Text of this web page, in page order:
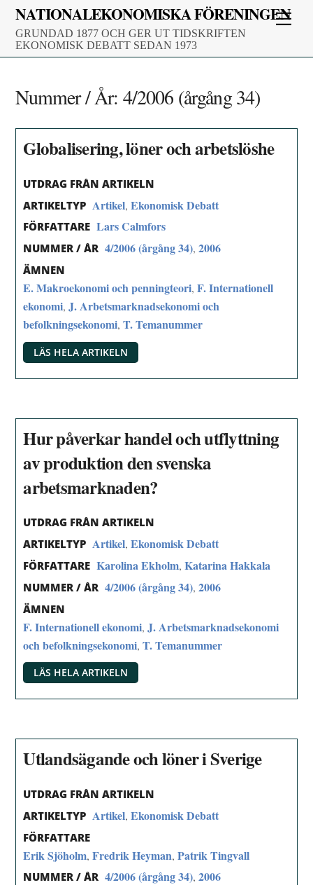
Skip
content
NATIONALEKONOMISKA FÖRENINGEN
GRUNDAD 1877 OCH GER UT TIDSKRIFTEN
EKONOMISK DEBATT SEDAN 1973
Nummer / År: 4/2006 (årgång 34)
Globalisering, löner och arbetslöshe
UTDRAG FRÅN ARTIKELN
ARTIKELTYP Artikel,Ekonomisk Debatt
FÖRFATTARE Lars Calmfors
NUMMER / ÅR 4/2006 (årgång 34),2006
ÄMNEN
E. Makroekonomi och penningteori,F. Internationell
ekonomi,J. Arbetsmarknadsekonomi och
befolkningsekonomi,T. Temanummer
LÄS HELA ARTIKELN
Hur påverkar handel och utflyttning
av produktion den svenska
arbetsmarknaden?
UTDRAG FRÅN ARTIKELN
ARTIKELTYP Artikel,Ekonomisk Debatt
FÖRFATTARE Karolina Ekholm,Katarina Hakkala
NUMMER / ÅR 4/2006 (årgång 34),2006
ÄMNEN
F. Internationell ekonomi,J. Arbetsmarknadsekonomi
och befolkningsekonomi,T. Temanummer
LÄS HELA ARTIKELN
Utlandsägande och löner i Sverige
UTDRAG FRÅN ARTIKELN
ARTIKELTYP Artikel,Ekonomisk Debatt
FÖRFATTARE
Erik Sjöholm,Fredrik Heyman,Patrik Tingvall
NUMMER / ÅR 4/2006 (årgång 34),2006